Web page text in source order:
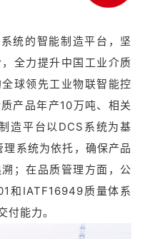
统的智能制造平台，坚
全力提升中国工业介质
球领先工业物联智能控
产品年产10万吨、相关
造平台以DCS系统为基
系统为依托，确保产品
；在品质管理方面，公
和IATF16949质量体系
付能力。